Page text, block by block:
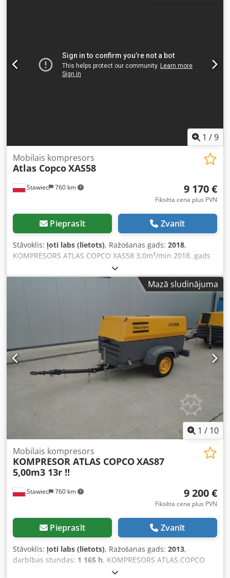
1 /9
Stawiec 760 km
Mobilais kompresors
Atlas CopcoXAS58
9 170 €
Fiksēta cena plus PVN
Pieprasīt Zvanīt
Stāvoklis: ļoti labs (lietots), Ražošanas gads: 2018,
KOMPRESORS ATLAS COPCO XAS58 3,0m³/min 2018. gads
Dīzeļkompresors ATLAS COPCO XAS 58, pēc servisa.
Tehniskie dati: - Ražība: 3,00 m³/min; - Darba spiediens: 7
Bar; - Izgatavošanas gads: 2018; - Dzinējs: KUBOTA
Kompresors pilnībā darba kārtībā. Cena (bez PVN): 39 500
PLN Cena (ar PVN): 48 585 PLN Zemāk redzama saite uz
video, kurā parādīts iekārtas darbs.
Mazā sludinājuma
1 / 10
Stawiec 760 km
Mobilais kompresors
KOMPRESOR ATLAS COPCOXAS87
5,00m3 13r !!
9 200 €
Fiksēta cena plus PVN
Pieprasīt Zvanīt
Stāvoklis: ļoti labs (lietots), Ražošanas gads: 2013,
darbības stundas: 1 165 h, KOMPRESORS ATLAS COPCO
XAS87 5,00 m3 2013. gads!! Dīzeļkompresors ATLAS COPCO